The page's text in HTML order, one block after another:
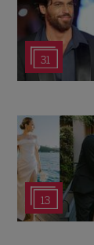
31
13